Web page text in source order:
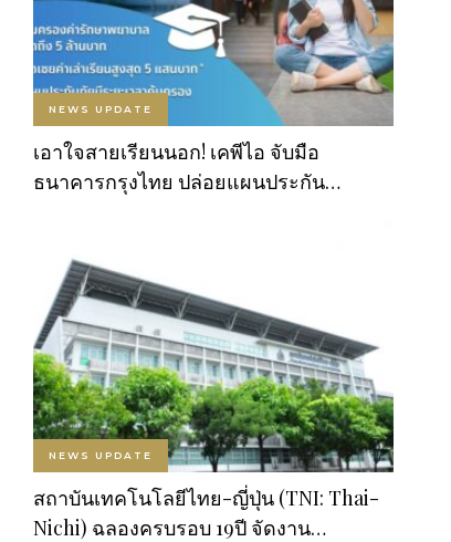
NEWS UPDATE
เอาใจสายเรียนนอก! เคพีไอ จับมือ
ธนาคารกรุงไทย ปล่อยแผนประกัน…
NEWS UPDATE
สถาบันเทคโนโลยีไทย-ญี่ปุ่น (TNI: Thai-
Nichi) ฉลองครบรอบ 19ปี จัดงาน…